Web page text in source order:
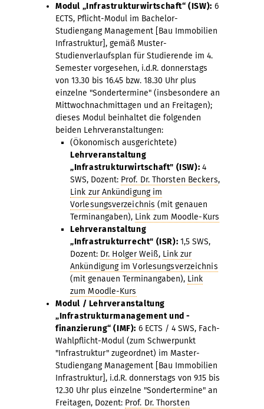
Modul „Infrastrukturwirtschaft“ (ISW): 6
ECTS, Pflicht-Modul im Bachelor-
Studiengang Management [Bau Immobilien
Infrastruktur], gemäß Muster-
Studienverlaufsplan für Studierende im 4.
Semester vorgesehen, i.d.R. donnerstags
von 13.30 bis 16.45 bzw. 18.30 Uhr plus
einzelne "Sondertermine" (insbesondere an
Mittwochnachmittagen und an Freitagen);
dieses Modul beinhaltet die folgenden
beiden Lehrveranstaltungen:
(Ökonomisch ausgerichtete)
Lehrveranstaltung
„Infrastrukturwirtschaft" (ISW): 4
SWS, Dozent: Prof. Dr. Thorsten Beckers,
Link zur Ankündigung im
Vorlesungsverzeichnis (mit genauen
Terminangaben), Link zum Moodle-Kurs
Lehrveranstaltung
„Infrastrukturrecht" (ISR): 1,5 SWS,
Dozent: Dr. Holger Weiß, Link zur
Ankündigung im Vorlesungsverzeichnis
(mit genauen Terminangaben), Link
zum Moodle-Kurs
Modul / Lehrveranstaltung
„Infrastrukturmanagement und -
finanzierung“ (IMF): 6 ECTS / 4 SWS, Fach-
Wahlpflicht-Modul (zum Schwerpunkt
"Infrastruktur" zugeordnet) im Master-
Studiengang Management [Bau Immobilien
Infrastruktur], i.d.R. donnerstags von 9.15 bis
12.30 Uhr plus einzelne "Sondertermine" an
Freitagen, Dozent: Prof. Dr. Thorsten